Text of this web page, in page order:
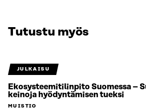
Tutustu myös
JULKAISU
Ekosysteemitilinpito Suomessa –
keinoja hyödyntämisen tueksi
MUISTIO